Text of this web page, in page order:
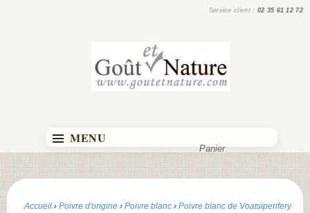
Service client : 02 35 61 12 72
MENU
Panier
Accueil › Poivre d'origine › Poivre blanc › Poivre blanc de Voatsiperifery